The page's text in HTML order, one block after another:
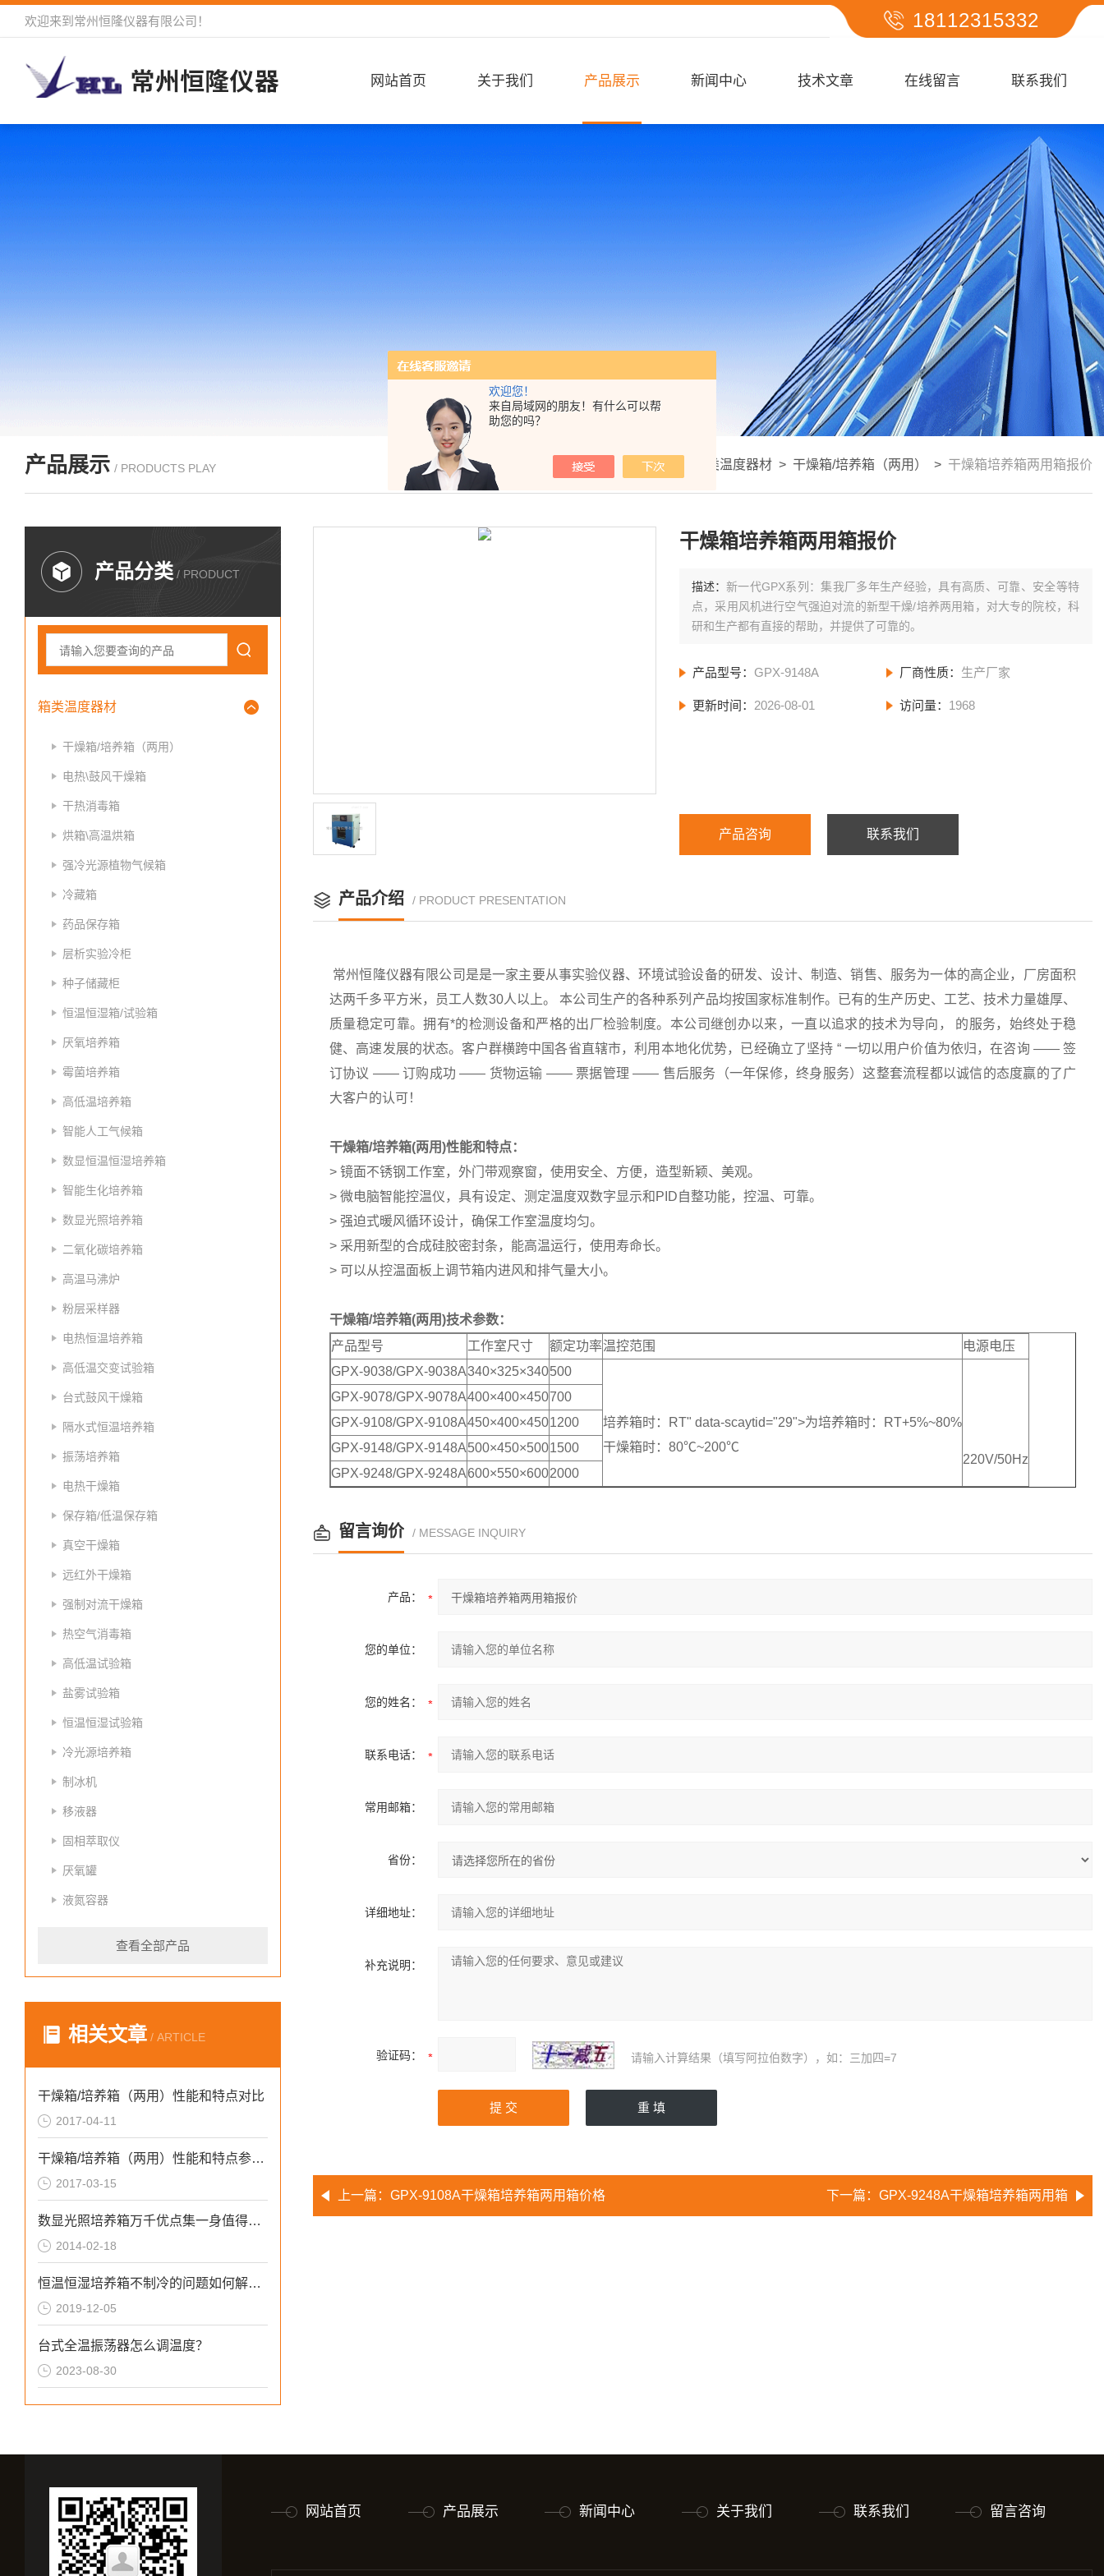
欢迎您！
来自局域网的朋友！有什么可以帮
助您的吗？
欢迎来到 常州恒隆仪器有限公司 ！ 18112315332
网站首页 关于我们 产品展示 新闻中心 技术文章 在线留言 联系我们
产品展示 / PRODUCTS PLAY 我的位置：首页 产品展示 箱类温度器材 > 干燥箱/培养箱（两用） > 干燥箱培养箱两用箱报价
产品分类 / PRODUCT
箱类温度器材
干燥箱/培养箱（两用）
电热\鼓风干燥箱
干热消毒箱
烘箱\高温烘箱
强冷光源植物气候箱
冷藏箱
药品保存箱
层析实验冷柜
种子储藏柜
恒温恒湿箱/试验箱
厌氧培养箱
霉菌培养箱
高低温培养箱
智能人工气候箱
数显恒温恒湿培养箱
智能生化培养箱
数显光照培养箱
二氧化碳培养箱
高温马沸炉
粉层采样器
电热恒温培养箱
高低温交变试验箱
台式鼓风干燥箱
隔水式恒温培养箱
振荡培养箱
电热干燥箱
保存箱/低温保存箱
真空干燥箱
远红外干燥箱
强制对流干燥箱
热空气消毒箱
高低温试验箱
盐雾试验箱
恒温恒湿试验箱
冷光源培养箱
制冰机
移液器
固相萃取仪
厌氧罐
液氮容器
查看全部产品
相关文章 / ARTICLE
干燥箱/培养箱（两用）性能和特点对比
2017-04-11
干燥箱/培养箱（两用）性能和特点参数介绍
2017-03-15
数显光照培养箱万千优点集一身值得拥有
2014-02-18
恒温恒湿培养箱不制冷的问题如何解决？
2019-12-05
台式全温振荡器怎么调温度？
2023-08-30
干燥箱培养箱两用箱报价
描述：新一代GPX系列：集我厂多年生产经验，具有高质、可靠、安全等特
点，采用风机进行空气强迫对流的新型干燥/培养两用箱，对大专的院校，科
研和生产都有直接的帮助，并提供了可靠的。
产品型号： GPX-9148A 厂商性质： 生产厂家
更新时间： 2026-08-01 访问量： 1968
产品咨询 联系我们
产品介绍 / PRODUCT PRESENTATION
常州恒隆仪器有限公司是是一家主要从事实验仪器、环境试验设备的研发、设计、制造、销售、服务为一体的高企业，厂房面积
达两千多平方米，员工人数30人以上。 本公司生产的各种系列产品均按国家标准制作。已有的生产历史、工艺、技术力量雄厚、
质量稳定可靠。拥有*的检测设备和严格的出厂检验制度。本公司继创办以来，一直以追求的技术为导向， 的服务，始终处于稳
健、高速发展的状态。客户群横跨中国各省直辖市，利用本地化优势，已经确立了坚持 “ 一切以用户价值为依归，在咨询 —— 签
订协议 —— 订购成功 —— 货物运输 —— 票据管理 —— 售后服务（一年保修，终身服务）这整套流程都以诚信的态度赢的了广
大客户的认可！
干燥箱/培养箱(两用)性能和特点：
> 镜面不锈钢工作室，外门带观察窗，使用安全、方便，造型新颖、美观。
> 微电脑智能控温仪，具有设定、测定温度双数字显示和PID自整功能，控温、可靠。
> 强迫式暖风循环设计，确保工作室温度均匀。
> 采用新型的合成硅胶密封条，能高温运行，使用寿命长。
> 可以从控温面板上调节箱内进风和排气量大小。
干燥箱/培养箱(两用)技术参数：
产品型号
工作室尺寸 额定功率温控范围
电源电压
GPX-9038/GPX-9038A340×325×340500
培养箱时：RT" data-scaytid="29">为培养箱时：RT+5%~80%
干燥箱时：80℃~200℃
220V/50Hz
GPX-9078/GPX-9078A400×400×450700
GPX-9108/GPX-9108A450×400×4501200
GPX-9148/GPX-9148A500×450×5001500
GPX-9248/GPX-9248A600×550×6002000
留言询价 / MESSAGE INQUIRY
产品：
您的单位：
您的姓名：
联系电话：
常用邮箱：
省份：
详细地址：
补充说明：
验证码： 请输入计算结果（填写阿拉伯数字），如：三加四=7
上一篇： GPX-9108A干燥箱培养箱两用箱价格 下一篇： GPX-9248A干燥箱培养箱两用箱
网站首页 产品展示 新闻中心 关于我们 联系我们 留言咨询